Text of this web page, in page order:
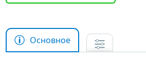
Основное